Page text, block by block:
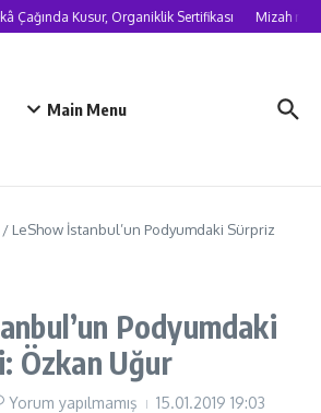
Çağında Kusur, Organiklik Sertifikası Mizah
Main Menu
/ LeShow İstanbul’un Podyumdaki Sürpriz
Podyumdaki
Özkan Uğur
Yorum yapılmamış 15.01.2019 19:03